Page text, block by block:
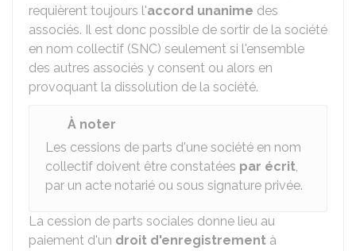
requièrent toujours l'accord unanime des
associés. Il est donc possible de sortir de la société
en nom collectif (SNC) seulement si l'ensemble
des autres associés y consent ou alors en
provoquant la dissolution de la société.
À noter
Les cessions de parts d'une société en nom
collectif doivent être constatées par écrit,
par un acte notarié ou sous signature privée.
La cession de parts sociales donne lieu au
paiement d'un droit d'enregistrement à